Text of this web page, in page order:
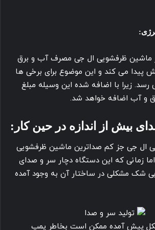
از ماشین ظرفشویی ال جی مصرف آب و برق
پیدا می کند و این موضوع برای برخی ها
رسد. زیرا با اضافه شده این وسیله مبلغ
و آب اضافه خواهد شد.
بیش از اندازه در حین کار:
ال جی جز کم صداترین ماشین ظرفشویی
زمانی که این دستگاه دچار سر و صدای
بی شک مشکلی در ساختار آن به وجود آمده
پیش آمده ممکن است بخاطر پمپ